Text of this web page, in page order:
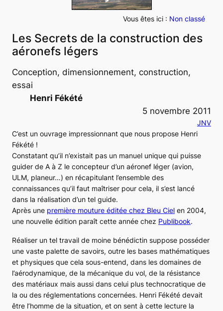
Vous êtes ici : Non classé
Les Secrets de la construction des
aéronefs légers
Conception, dimensionnement, construction,
essai
Henri Fékété
5 novembre 2011
JNV
C’est un ouvrage impressionnant que nous propose Henri
Fékété !
Constatant qu’il n’existait pas un manuel unique qui puisse
guider de A à Z le concepteur d’un aéronef léger (avion,
ULM, planeur…) en récapitulant l’ensemble des
connaissances qu’il faut maîtriser pour cela, il s’est lancé
dans la réalisation d’un tel guide.
Après une première mouture éditée chez Bleu Ciel en 2004,
une nouvelle édition paraît cette année chez Publibook.
Réaliser un tel travail de moine bénédictin suppose posséder
une vaste palette de savoirs, outre les bases mathématiques
et physiques que cela sous-entend, dans les domaines de
l’aérodynamique, de la mécanique du vol, de la résistance
des matériaux mais aussi dans celui plus technocratique de
la ou des réglementations concernées. Henri Fékété devait
être l’homme de la situation, et on sent à cette lecture la